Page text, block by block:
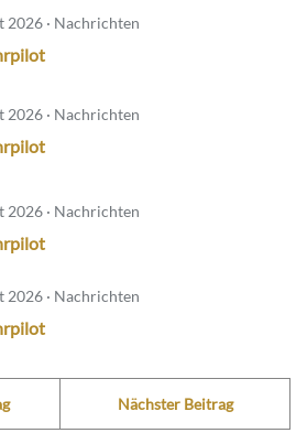
2026 · Nachrichten
2026 · Nachrichten
2026 · Nachrichten
2026 · Nachrichten
Nächster Beitrag